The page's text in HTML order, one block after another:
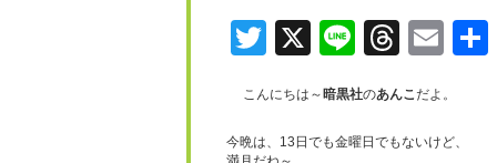
Twitter
X LineThreads
こんにちは～暗黒社のあんこだよ。
今晩は、13日でも金曜日でもないけど、